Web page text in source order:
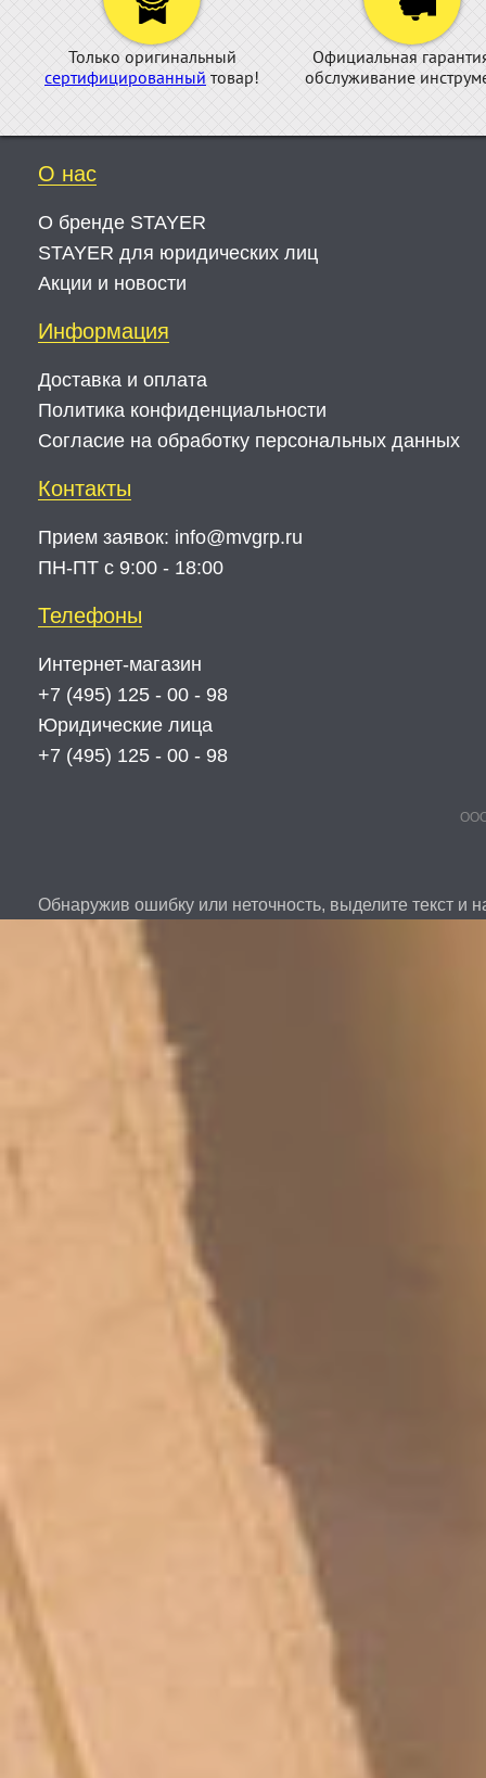
Только оригинальный
сертифицированный товар!
Официальная
обслуживание
О нас
О бренде STAYER
STAYER для юридических лиц
Акции и новости
Информация
Доставка и оплата
Политика конфиденциальности
Согласие на обработку персональных данных
Контакты
Прием заявок: info@mvgrp.ru
ПН-ПТ с 9:00 - 18:00
Телефоны
Интернет-магазин
+7 (495) 125 - 00 - 98
Юридические лица
+7 (495) 125 - 00 - 98
ООО
Обнаружив ошибку или неточность, выделите текст и